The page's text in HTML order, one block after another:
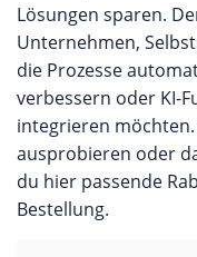
Lösungen sparen.
Unternehmen,
die Prozesse
verbessern oder KI-
integrieren
ausprobieren oder
du hier passende
Bestellung.